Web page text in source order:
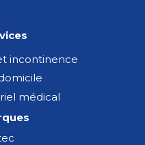
incontinence
médical